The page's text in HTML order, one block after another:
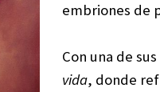
embriones de
Con una de
vida, donde